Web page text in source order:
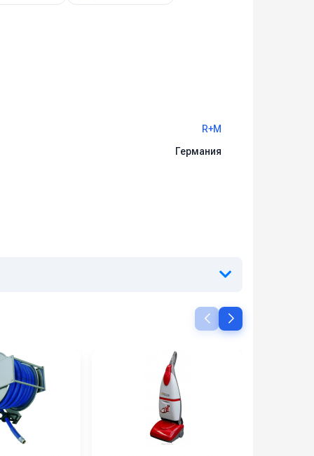
R+M
Германия